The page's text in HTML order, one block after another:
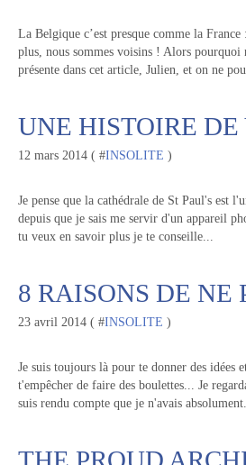
La Belgique c’est presque comme la
plus, nous sommes voisins ! Alors pourquoi
présente dans cet article, Julien, et on ne
UNE HISTOIRE DE
12 mars 2014 ( #INSOLITE )
Je pense que la cathédrale de St Paul's est
depuis que je sais me servir d'un appareil
tu veux en savoir plus je te conseille...
8 RAISONS DE NE
23 avril 2014 ( #INSOLITE )
Je suis toujours là pour te donner des idées
t'empêcher de faire des boulettes... Je
suis rendu compte que je n'avais